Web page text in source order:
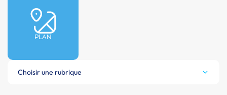
PLAN
Choisir une rubrique